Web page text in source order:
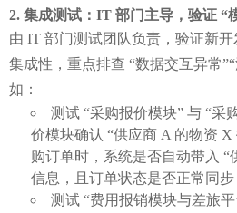
集成测试：IT 部门主导，验证 “
由 IT 部门测试团队负责，验证新
集成性，重点排查 “数据交互异常
如：
测试 “采购报价模块” 与 “采
价模块确认 “供应商 A 的物资 X
购订单时，系统是否自动带入 “
信息，且订单状态是否正常同步
测试 “费用报销模块与差旅